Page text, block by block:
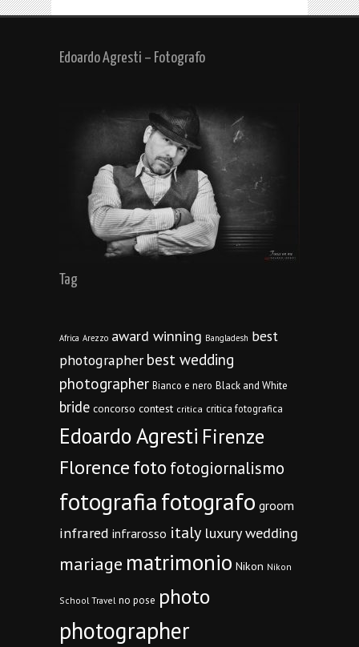
Edoardo Agresti – Fotografo
Tag
Africa Arezzo award winning Bangladesh best
photographer best wedding
photographer Bianco e nero Black and White
bride concorso contest critica critica fotografica
Edoardo Agresti Firenze
Florencefoto fotogiornalismo
fotografiafotografo groom
infrared infrarosso italy luxury wedding
mariage matrimonio Nikon Nikon
School Travel no pose photo
photographer